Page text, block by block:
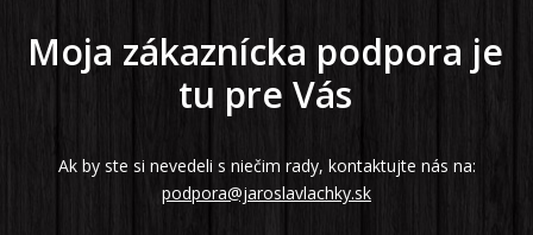
Moja zákaznícka podpora je
tu pre Vás
Ak by ste si nevedeli s niečim rady, kontaktujte nás na:
podpora@jaroslavlachky.sk